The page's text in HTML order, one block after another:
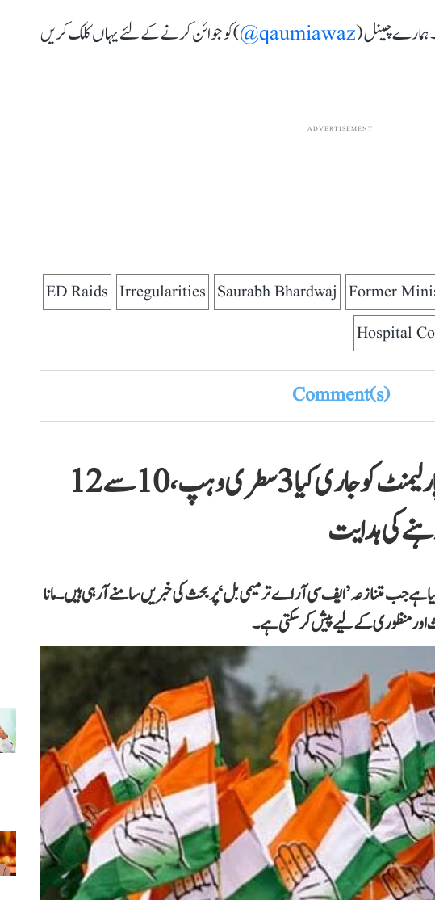
ہمارے چینل (qaumiawaz@
) کو جوائن کرنے کے لئے یہاں کلک کریں
ADVERTISEMENT
Former
Saurabh Bhardwaj
Irregularities
ED Raids
Hospital
Comment(s)
کانگریس نے پارٹی اراکین پارلیمنٹ کو جاری کیا 3 سطری وہپ، 10 سے 12
کی ہدایت
ہے جب متنازعہ ’ایف سی آر اے ترمیمی بل‘ پر بحث کی خبریں سامنے آ رہی ہیں۔ مانا
اور منظوری کے لیے پیش کر سکتی ہے۔